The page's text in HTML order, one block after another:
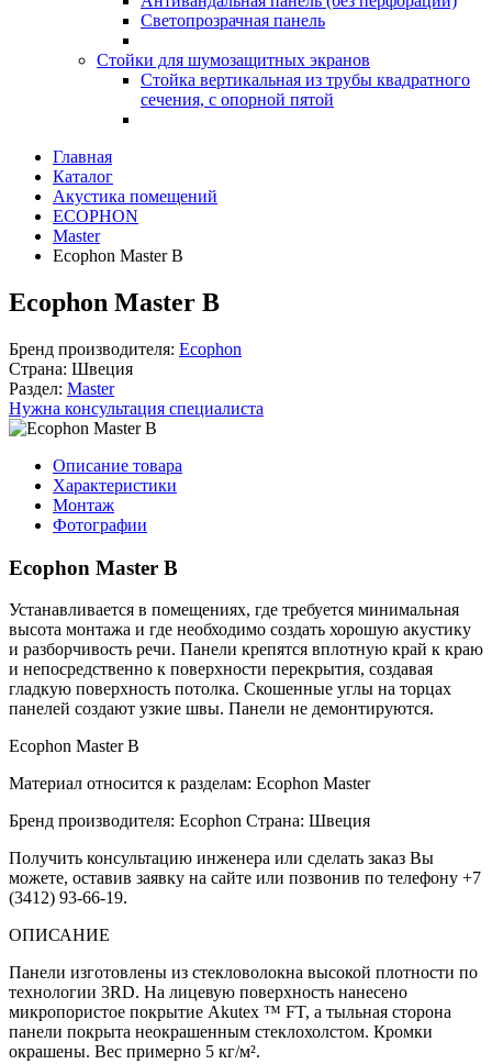
Светопрозрачная панель
Стойки для шумозащитных экранов
Стойка вертикальная из трубы квадратного
сечения, с опорной пятой
Главная
Каталог
Акустика помещений
ECOPHON
Master
Ecophon Master B
Ecophon Master B
Бренд производителя: Ecophon
Страна: Швеция
Раздел: Master
Нужна консультация специалиста
Описание товара
Характеристики
Монтаж
Фотографии
Ecophon Master B
Устанавливается в помещениях, где требуется минимальная
высота монтажа и где необходимо создать хорошую акустику
и разборчивость речи. Панели крепятся вплотную край к краю
и непосредственно к поверхности перекрытия, создавая
гладкую поверхность потолка. Скошенные углы на торцах
панелей создают узкие швы. Панели не демонтируются.
Ecophon Master B
Материал относится к разделам: Ecophon Master
Бренд производителя: Ecophon Страна: Швеция
Получить консультацию инженера или сделать заказ Вы
можете, оставив заявку на сайте или позвонив по телефону +7
(3412) 93-66-19.
ОПИСАНИЕ
Панели изготовлены из стекловолокна высокой плотности по
технологии 3RD. На лицевую поверхность нанесено
микропористое покрытие Akutex ™ FT, а тыльная сторона
панели покрыта неокрашенным стеклохолстом. Кромки
окрашены. Вес примерно 5 кг/м².